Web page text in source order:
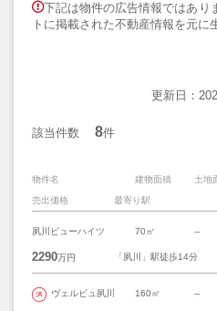
下記は物件の広告情報ではあり
トに掲載された不動産情報を元に
更新日：
該当件数 8件
物件名
売出価格
建物面積 土地
最寄り駅
夙川ビューハイツ
2290万円
70㎡ --
「夙川」駅徒歩14分
ヴェルビュ夙川 160㎡ --